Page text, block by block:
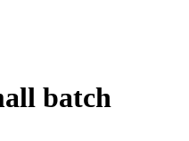
batch